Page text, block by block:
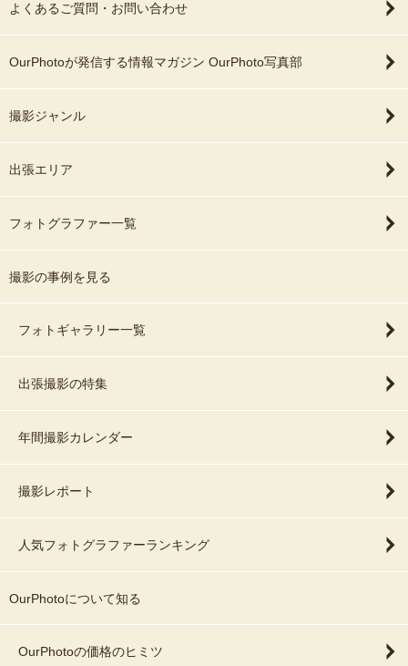
よくあるご質問・お問い合わせ
OurPhotoが発信する情報マガジン OurPhoto写真部
撮影ジャンル
出張エリア
フォトグラファー一覧
撮影の事例を見る
フォトギャラリー一覧
出張撮影の特集
年間撮影カレンダー
撮影レポート
人気フォトグラファーランキング
OurPhotoについて知る
OurPhotoの価格のヒミツ